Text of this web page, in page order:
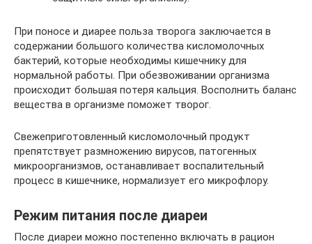
При поносе и диарее польза творога заключается в
содержании большого количества кисломолочных
бактерий, которые необходимы кишечнику для
нормальной работы. При обезвоживании организма
происходит большая потеря кальция. Восполнить баланс
вещества в организме поможет творог.
Свежеприготовленный кисломолочный продукт
препятствует размножению вирусов, патогенных
микроорганизмов, останавливает воспалительный
процесс в кишечнике, нормализует его микрофлору.
Режим питания после диареи
После диареи можно постепенно включать в рацион